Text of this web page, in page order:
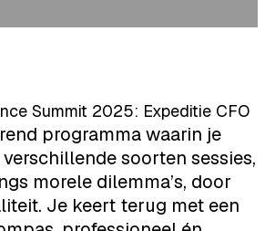
Summit 2025: Expeditie CFO
programma waarin je
soorten sessies,
morele dilemma’s, door
Je keert terug met een